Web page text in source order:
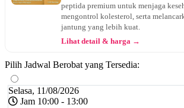
peptida premium untuk menjaga
mengontrol kolesterol, serta
jantung yang lebih kuat.
Lihat detail & harga →
Pilih Jadwal Berobat yang Tersedia:
Selasa, 11/08/2026
Jam 10:00 - 13:00